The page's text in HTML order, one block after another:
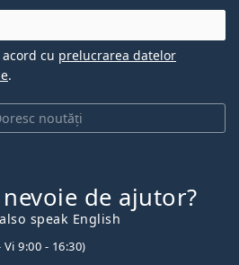
noutăți
cu prelucrarea datelor
.
de ajutor?
speak English
Vi 9:00 - 16:30)